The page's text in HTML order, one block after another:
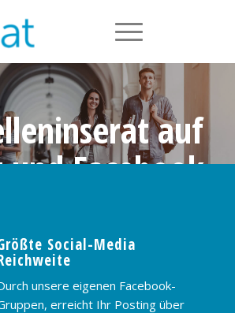
auf
Facebook
KONTAKT
Social-Media
unsere eigenen Facebook-
erreicht Ihr Posting über